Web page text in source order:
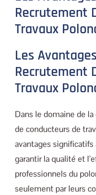
Recrutement
Travaux
Les
Recrutement
Travaux
Dans le domaine de
de conducteurs de
avantages
garantir la qualité et
professionnels du
seulement par leurs